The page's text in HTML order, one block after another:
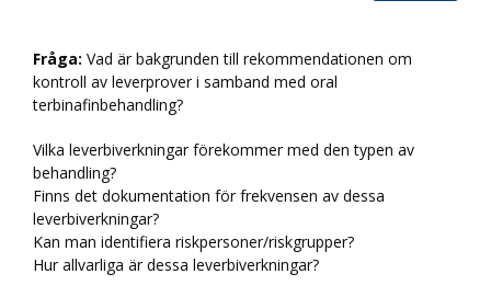
Fråga: Vad är bakgrunden till rekommendationen om
kontroll av leverprover i samband med oral
terbinafinbehandling?
Vilka leverbiverkningar förekommer med den typen av
behandling?
Finns det dokumentation för frekvensen av dessa
leverbiverkningar?
Kan man identifiera riskpersoner/riskgrupper?
Hur allvarliga är dessa leverbiverkningar?